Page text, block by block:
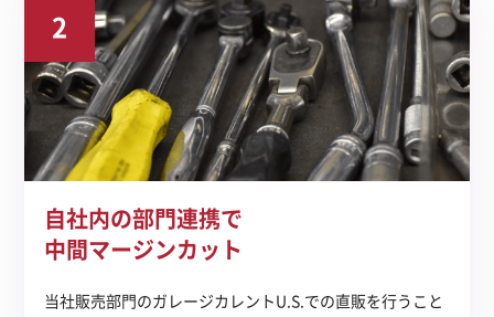
2
自社内の部門連携で
中間マージンカット
当社販売部門のガレージカレントU.S.での直販を行うこと